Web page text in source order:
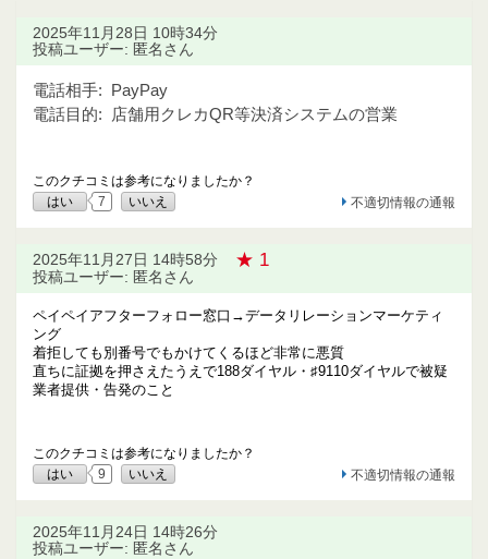
2025年11月28日 10時34分
投稿ユーザー: 匿名さん
電話相手: PayPay
電話目的:
店舗用クレカQR等決済システムの営業
このクチコミは参考になりましたか？
はい
7 いいえ 不適切情報の通報
2025年11月27日 14時58分 ★ 1
投稿ユーザー: 匿名さん
ペイペイアフターフォロー窓口→データリレーションマーケティ
ング
着拒しても別番号でもかけてくるほど非常に悪質
直ちに証拠を押さえたうえで188ダイヤル・♯9110ダイヤルで被疑
業者提供・告発のこと
このクチコミは参考になりましたか？
はい
9 いいえ 不適切情報の通報
2025年11月24日 14時26分
投稿ユーザー: 匿名さん